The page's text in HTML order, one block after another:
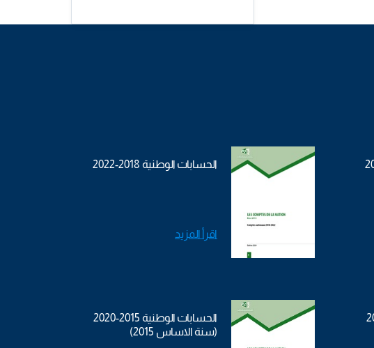
الحسابات الوطنية 2018-2022
اقرأ المزيد
الحسابات الوطنية 2015-2020
(سنة الاساس 2015)